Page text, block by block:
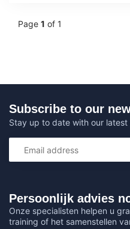
Page 1 of 1
Persoonlijk advies
Onze specialisten helpen u
training of het samenstellen
Subscribe to our
Stay up to date with our latest